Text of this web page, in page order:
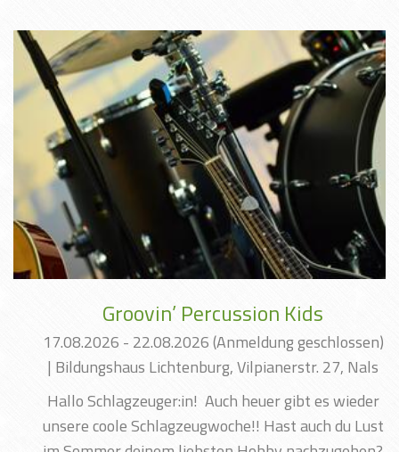
Groovin’ Percussion Kids
17.08.2026 - 22.08.2026(Anmeldung geschlossen)
| Bildungshaus Lichtenburg, Vilpianerstr. 27, Nals
Hallo Schlagzeuger:in! Auch heuer gibt es wieder
unsere coole Schlagzeugwoche!! Hast auch du Lust